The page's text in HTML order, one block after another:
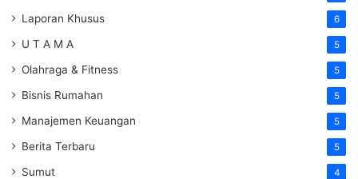
Laporan Khusus 6
U T A M A 5
Olahraga & Fitness 5
Bisnis Rumahan 5
Manajemen Keuangan 5
Berita Terbaru 5
Sumut 4